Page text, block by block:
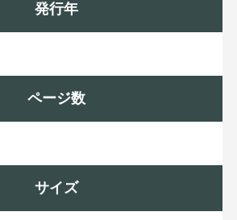
発行年
ページ数
サイズ